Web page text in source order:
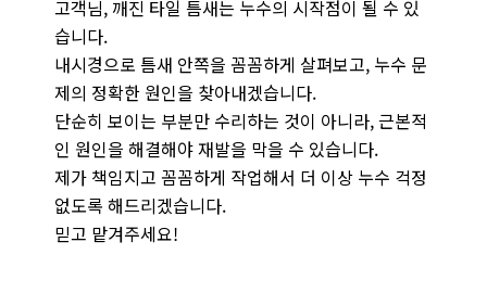
고객님, 깨진 타일 틈새는 누수의 시작점이 될 수 있
습니다.
내시경으로 틈새 안쪽을 꼼꼼하게 살펴보고, 누수 문
제의 정확한 원인을 찾아내겠습니다.
단순히 보이는 부분만 수리하는 것이 아니라, 근본적
인 원인을 해결해야 재발을 막을 수 있습니다.
제가 책임지고 꼼꼼하게 작업해서 더 이상 누수 걱정
없도록 해드리겠습니다.
믿고 맡겨주세요!